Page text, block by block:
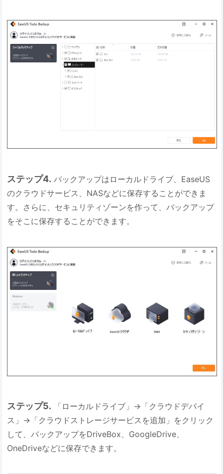
ステップ4. バックアップはローカルドライブ、EaseUS
のクラウドサービス、NASなどに保存することができま
す。さらに、セキュリティゾーンを作って、バックアップ
をそこに保存することができます。
ステップ5. 「ローカルドライブ」→「クラウドデバイ
ス」→「クラウドストレージサービスを追加」をクリック
して、バックアップをDriveBox、GoogleDrive、
OneDriveなどに保存できます。